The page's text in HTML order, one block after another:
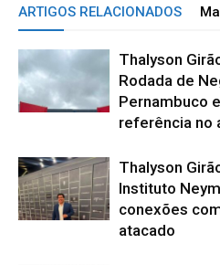
ARTIGOS RELACIONADOS
Thalyson
Rodada de
Pernambuco
referência no
Thalyson
Instituto
conexões
atacado